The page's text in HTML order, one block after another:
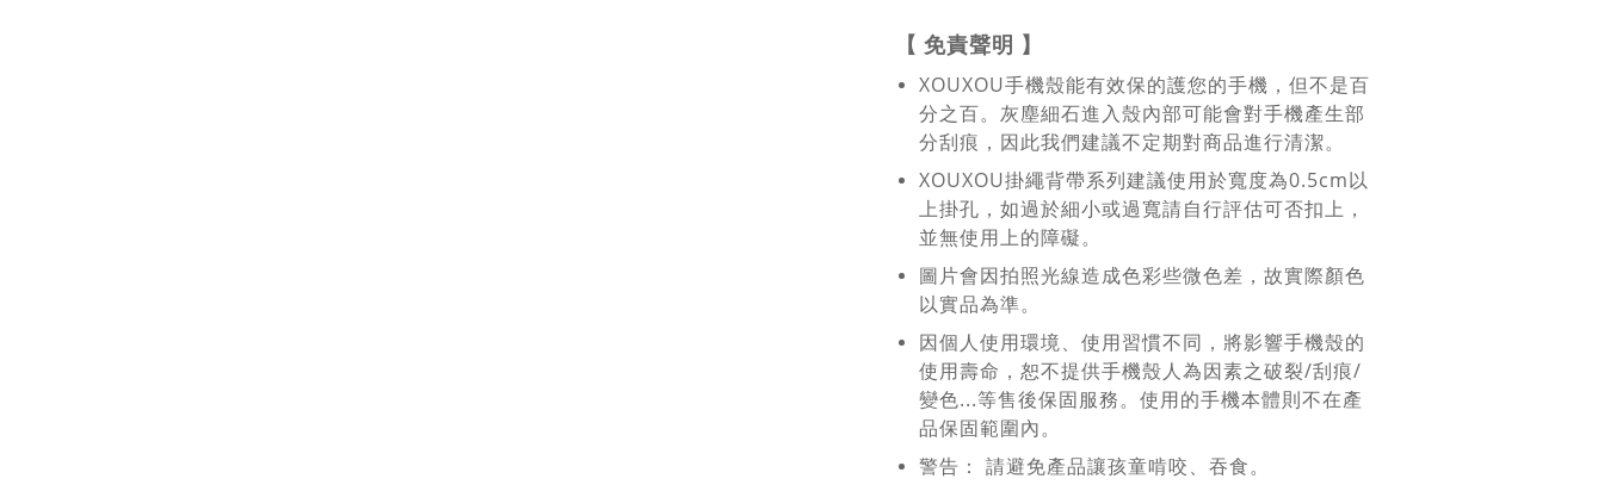
【 免責聲明 】
XOUXOU手機殼能有效保的護您的手機，但不是百
分之百。灰塵細石進入殼內部可能會對手機產生部
分刮痕，因此我們建議不定期對商品進行清潔。
XOUXOU掛繩背帶系列建議使用於寬度為0.5cm以
上掛孔，如過於細小或過寬請自行評估可否扣上，
並無使用上的障礙。
圖片會因拍照光線造成色彩些微色差，故實際顏色
以實品為準。
因個人使用環境、使用習慣不同，將影響手機殼的
使用壽命，恕不提供手機殼人為因素之破裂/刮痕/
變色...等售後保固服務。使用的手機本體則不在產
品保固範圍內。
警告： 請避免產品讓孩童啃咬、吞食。